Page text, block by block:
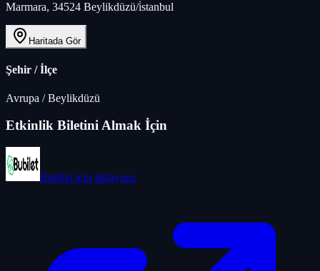
Marmara, 34524 Beylikdüzü/i̇stanbul
Haritada Gör
Şehir / İlçe
Avrupa /Beylikdüzü
Etkinlik Biletini Almak İçin
Bubilet için tıklayınız